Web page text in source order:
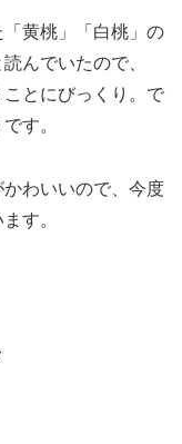
黄桃」「白桃」の
んでいたので、
ことにびっくり。で
す。
わいいので、今度
す。